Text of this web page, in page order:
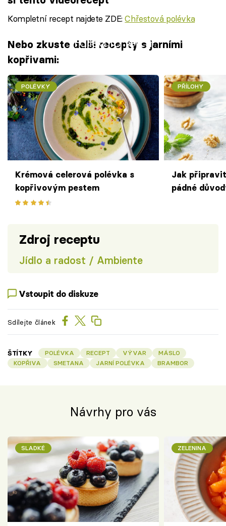
Kompletní recept najdete ZDE:Chřestová polévka
Failed to fetch
Nebo zkuste další recepty s jarními
kopřivami:
POLÉVKY
Krémová celerová polévka s
kopřivovým pestem
PŘÍLOHY
Jak
pádné
Zdroj receptu
Jídlo a radost / Ambiente
Vstoupit do diskuze
Sdílejte článek
ŠTÍTKY POLÉVKA RECEPT VÝVAR
MÁSLO
KOPŘIVA
SMETANA JARNÍ POLÉVKA BRAMBOR
Návrhy pro vás
SLADKÉ ZELENINA